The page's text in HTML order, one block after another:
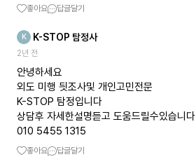
좋아요 답글달기
K K-STOP 탐정사
2년 전
안녕하세요
외도 미행 딋조사및 개인고민전문
K-STOP 탐정입니다
상담후 자세한설명듣고 도움드릴수있습니다
010 5455 1315
좋아요 답글달기